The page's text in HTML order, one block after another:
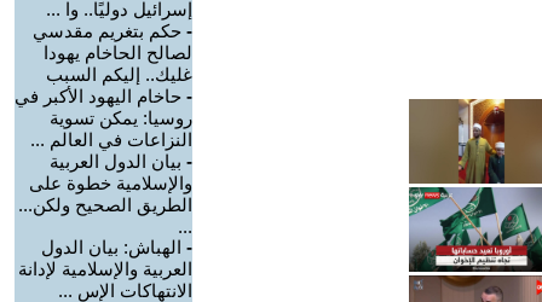
إسرائيل دوليًا.. وا ...
- حكم بتغريم مقدسي
لصالح الحاخام يهودا
غليك.. إليكم السبب
- حاخام اليهود الأكبر في
روسيا: يمكن تسوية
النزاعات في العالم ...
- بيان الدول العربية
والإسلامية خطوة على
الطريق الصحيح ولكن...
...
- الهباش: بيان الدول
العربية والإسلامية لإدانة
الانتهاكات الإس ...